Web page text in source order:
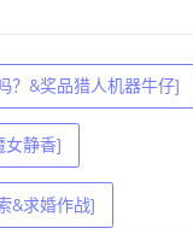
？&奖品猎人机器牛仔]
女静香]
&求婚作战]